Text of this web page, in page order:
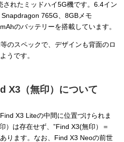
れたミッドハイ5G機です。6.4イン
765G、8GBメモ
のバッテリーを搭載しています。
のスペックで、デザインも背面のロ
うです。
X3（無印）について
X3 Liteの中間に位置づけられま
）は存在せず、”Find X3(無印）＝
ります。なお、Find X3 Neoの前世